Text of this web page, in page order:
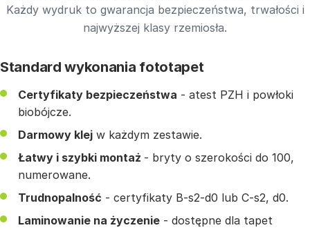
Każdy wydruk to gwarancja bezpieczeństwa, trwałości i
najwyższej klasy rzemiosła.
Standard wykonania fototapet
Certyfikaty bezpieczeństwa - atest PZH i powłoki
biobójcze.
Darmowy klej w każdym zestawie.
Łatwy i szybki montaż - bryty o szerokości do 100,
numerowane.
Trudnopalność - certyfikaty B-s2-d0 lub C-s2, d0.
Laminowanie na życzenie - dostępne dla tapet